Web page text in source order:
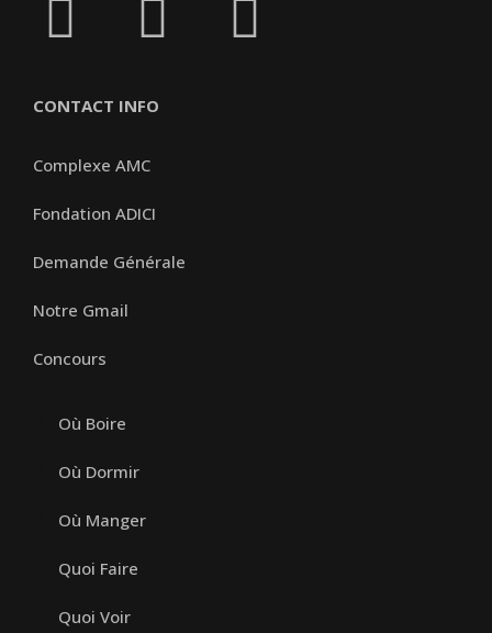
CONTACT INFO
Complexe AMC
Fondation ADICI
Demande Générale
Notre Gmail
Concours
Où Boire
Où Dormir
Où Manger
Quoi Faire
Quoi Voir